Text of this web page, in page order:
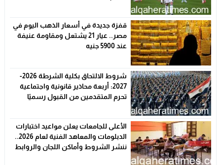
قفزة جديدة في أسعار الذهب اليوم في
مصر.. عيار 21 يشتعل ومقاومة عنيفة
عند 5900 جنيه
شروط الالتحاق بكلية الشرطة 2026-
2027: أربعة محاذير قانونية واجتماعية
تحرم المتقدمين من القبول رسميًا
الأعلى للجامعات يعلن مواعيد اختبارات
الدبلومات والمعاهد الفنية لعام 2026..
ننشر الشروط وأماكن اللجان والروابط